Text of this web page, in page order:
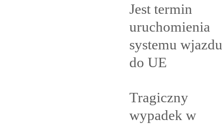
Jest termin
uruchomienia
systemu wjazdu
do UE
Tragiczny
wypadek w